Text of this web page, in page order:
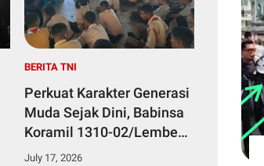
BERITA TNI
Perkuat Karakter Generasi
Muda Sejak Dini, Babinsa
Koramil 1310-02/Lembeh
Berikan Materi Bela
July 17, 2026